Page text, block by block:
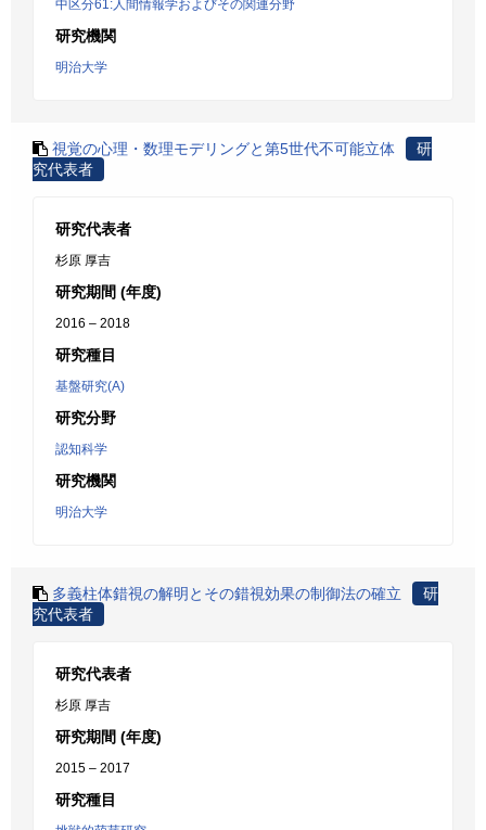
中区分61:人間情報学およびその関連分野
研究機関
明治大学
視覚の心理・数理モデリングと第5世代不可能立体
研
究代表者
研究代表者
杉原 厚吉
研究期間 (年度)
2016 – 2018
研究種目
基盤研究(A)
研究分野
認知科学
研究機関
明治大学
多義柱体錯視の解明とその錯視効果の制御法の確立
研
究代表者
研究代表者
杉原 厚吉
研究期間 (年度)
2015 – 2017
研究種目